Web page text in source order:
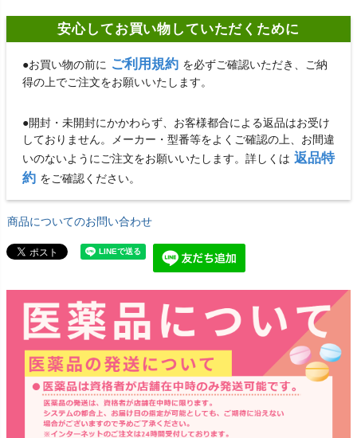
安心してお買い物していただくために
●お買い物の前に ご利用規約 を必ずご確認いただき、ご納
得の上でご注文をお願いいたします。
●開封・未開封にかかわらず、お客様都合による返品はお受け
しておりません。メーカー・型番等をよくご確認の上、お間違
いのないようにご注文をお願いいたします。詳しくは 返品特
約 をご確認ください。
商品についてのお問い合わせ